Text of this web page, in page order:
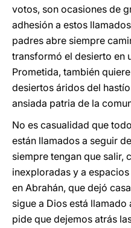
votos, son ocasiones de
adhesión a estos
padres abre siempre
transformó el desierto en
Prometida, también
desiertos áridos del
ansiada patria de la
No es casualidad que
están llamados a seguir
siempre tengan que salir,
inexploradas y a
en Abrahán, que dejó
sigue a Dios está
pide que dejemos atrás